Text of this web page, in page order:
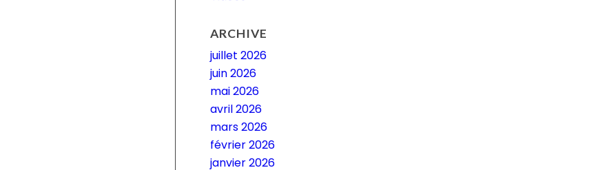
ARCHIVE
juillet 2026
juin 2026
mai 2026
avril 2026
mars 2026
février 2026
janvier 2026